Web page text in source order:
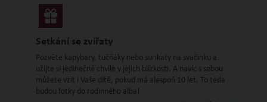
Setkání se zvířaty
Pozvěte kapybary, tučňáky nebo surikaty na svačinku a
užijte si jedinečné chvíle v jejich blízkosti. A navíc s sebou
můžete vzít i Vaše dítě, pokud má alespoň 10 let. To teda
budou fotky do rodinného alba!